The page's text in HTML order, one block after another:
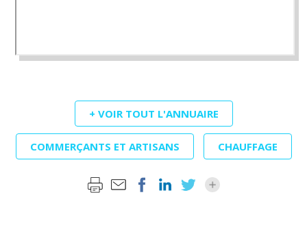
+ VOIR TOUT L'ANNUAIRE
COMMERÇANTS ET ARTISANS CHAUFFAGE